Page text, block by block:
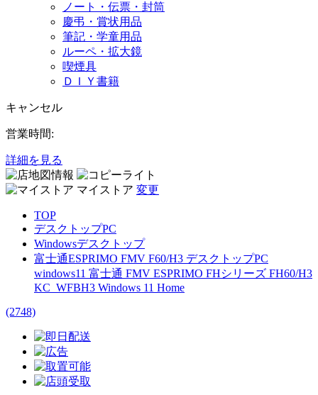
ノート・伝票・封筒
慶弔・賞状用品
筆記・学童用品
ルーペ・拡大鏡
喫煙具
ＤＩＹ書籍
キャンセル
営業時間:
詳細を見る
マイストア 変更
TOP
デスクトップPC
Windowsデスクトップ
富士通ESPRIMO FMV F60/H3 デスクトップPC
windows11 富士通 FMV ESPRIMO FHシリーズ FH60/H3
KC_WFBH3 Windows 11 Home
(2748)